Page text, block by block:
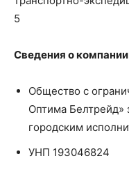
Сведения о
Общество с
Оптима Белтрейд»
городским
УНП 193046824